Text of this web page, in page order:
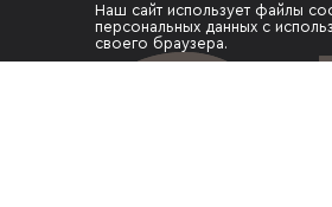
Наш сайт использует файлы
персональных данных с
своего браузера.